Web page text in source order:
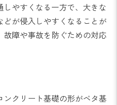
やすくなる一方で、大きな
が侵入しやすくなることが
障や事故を防ぐための対応
クリート基礎の形がベタ基